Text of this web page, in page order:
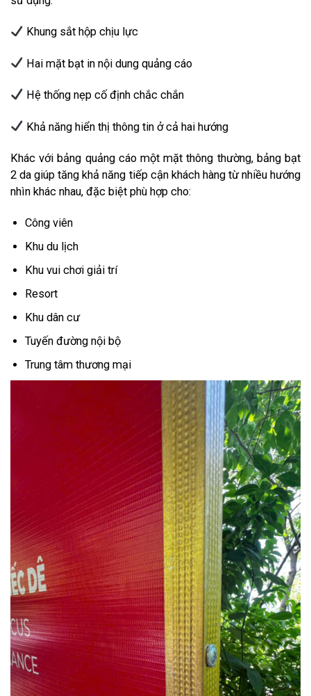
Khung sắt hộp chịu lực
Hai mặt bạt in nội dung quảng cáo
Hệ thống nẹp cố định chắc chắn
Khả năng hiển thị thông tin ở cả hai hướng
Khác với bảng quảng cáo một mặt thông thường, bảng bạt
2 da giúp tăng khả năng tiếp cận khách hàng từ nhiều hướng
nhìn khác nhau, đặc biệt phù hợp cho:
Công viên
Khu du lịch
Khu vui chơi giải trí
Resort
Khu dân cư
Tuyến đường nội bộ
Trung tâm thương mại